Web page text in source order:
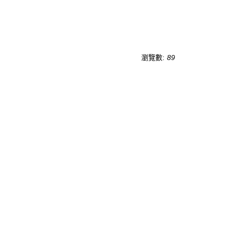
瀏覽數: 89